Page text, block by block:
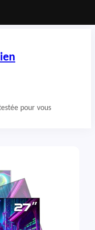
pour vous